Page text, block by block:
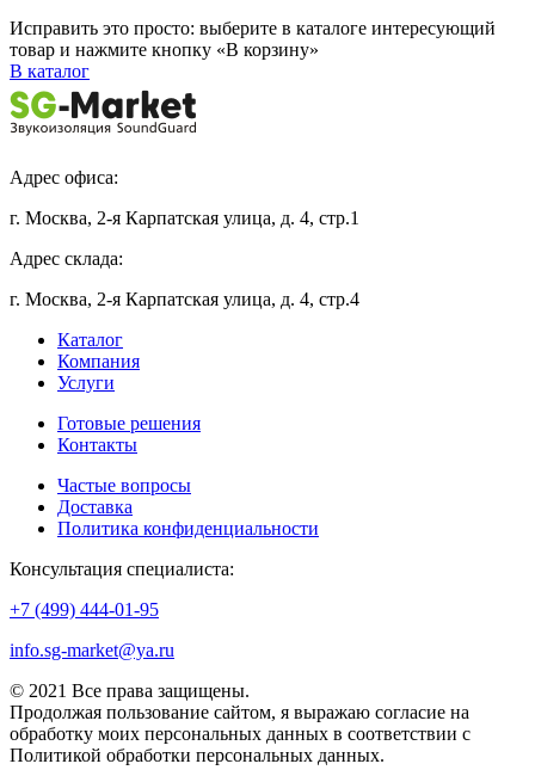
Исправить это просто: выберите в каталоге интересующий
товар и нажмите кнопку «В корзину»
В каталог
Адрес офиса:
г. Москва, 2-я Карпатская улица, д. 4, стр.1
Адрес склада:
г. Москва, 2-я Карпатская улица, д. 4, стр.4
Каталог
Компания
Услуги
Готовые решения
Контакты
Частые вопросы
Доставка
Политика конфиденциальности
Консультация специалиста:
+7 (499) 444-01-95
info.sg-market@ya.ru
© 2021 Все права защищены.
Продолжая пользование сайтом, я выражаю согласие на
обработку моих персональных данных в соответствии с
Политикой обработки персональных данных.